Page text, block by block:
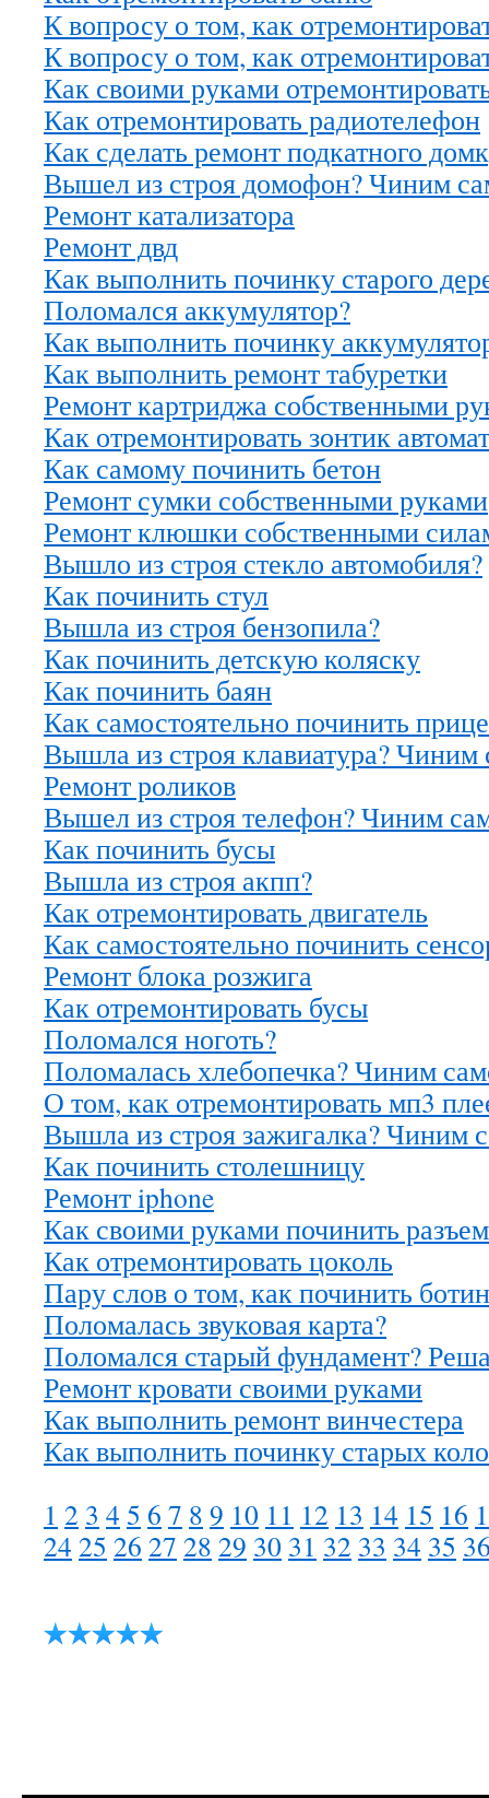
К вопросу о том, как
К вопросу о том, как
Как своими руками
Как отремонтировать радиотелефон
Как сделать ремонт подкатного
Вышел из строя домофон? Чиним
Ремонт катализатора
Ремонт двд
Как выполнить починку старого
Поломался аккумулятор?
Как выполнить починку
Как выполнить ремонт табуретки
Ремонт картриджа собственными
Как отремонтировать зонтик автомат
Как самому починить бетон
Ремонт сумки собственными руками
Ремонт клюшки собственными
Вышло из строя стекло автомобиля?
Как починить стул
Вышла из строя бензопила?
Как починить детскую коляску
Как починить баян
Как самостоятельно починить
Вышла из строя клавиатура? Чиним
Ремонт роликов
Вышел из строя телефон? Чиним
Как починить бусы
Вышла из строя акпп?
Как отремонтировать двигатель
Как самостоятельно починить
Ремонт блока розжига
Как отремонтировать бусы
Поломался ноготь?
Поломалась хлебопечка? Чиним
О том, как отремонтировать мп3
Вышла из строя зажигалка? Чиним
Как починить столешницу
Ремонт iphone
Как своими руками починить
Как отремонтировать цоколь
Пару слов о том, как починить
Поломалась звуковая карта?
Поломался старый фундамент?
Ремонт кровати своими руками
Как выполнить ремонт винчестера
Как выполнить починку старых
1 2 3 4 5 6 7 8 9 10 11 12 13 14 15 16
24 25 26 27 28 29 30 31 32 33 34 35